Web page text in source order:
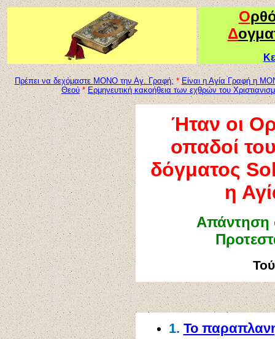
Ο
Δ
Πρέπει να δεχόμαστε ΜΟΝΟ την Αγ. Γραφή; * Είναι η Αγία Γραφή η
Θεού * Ερμηνευτική κακοήθεια των εχθρών του
Ήταν οι
οπαδοί
δόγματος
η
Απάντηση
1. Το